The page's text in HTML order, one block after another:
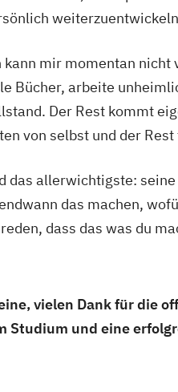
kann mir momentan nicht
Bücher, arbeite
Der Rest kommt
von selbst und der
das allerwichtigste:
das machen,
dass das was du
vielen Dank für die
Studium und eine